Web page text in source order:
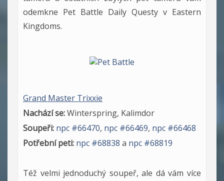
odemkne Pet Battle Daily Questy v Eastern
Kingdoms.
Grand Master Trixxie
Nachází se:Winterspring, Kalimdor
Soupeři: npc #66470, npc #66469, npc #66468
Potřební peti: npc #68838 a npc #68819
Též velmi jednoduchý soupeř, ale dá vám více